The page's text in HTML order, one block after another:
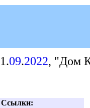
09.2022, "Дом
Ссылки: